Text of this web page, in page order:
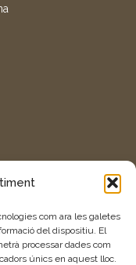
com ara les galetes
del dispositiu. El
processar dades com
únics en aquest lloc.